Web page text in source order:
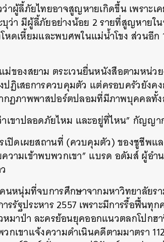
าผู้ลี้ภัยไทยอาจสูญหายเกิดขึ้น เพราะ
บุว่า มีผู้ลี้ภัยอย่างน้อย 2 รายที่สูญหายใ
หดเหี้ยมและพบศพในแม่น้ำโขง ส่วนอี
องสยาม ตระเวนยื่นหนังสือตามหน่วย
ฏิเสธการควบคุมตัว แต่ครอบครัวยังค
กฏภาพพาสปอร์ตปลอมที่มีภาพบุคคลทั้
เขาปลอดภัยไหม และอยู่ที่ไหน” กัญญา
เปิดเผยสถานที่ (ควบคุมตัว) ของชูชีพ
วามเข้าพบพวกเขา” แบรด อดัมส์ ผู้อำ
นหนุ่มที่จบการศึกษาจากมหาวิทยาลัย
รรัฐประหาร 2557 เพราะมีการรื้อฟื้นทุ
หมาป่า ละครย้อนยุคออกแนวตลกโปกฮ
กเขาแจ้งความดำเนินคดีตามมาตรา